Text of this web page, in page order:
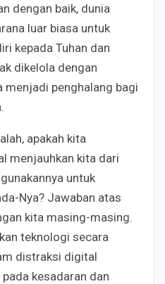
dengan baik, dunia
luar biasa untuk
kepada Tuhan dan
dikelola dengan
menjadi penghalang bagi
apakah kita
menjauhkan kita dari
untuk
Nya? Jawaban atas
kita masing-masing.
teknologi secara
distraksi digital
kesadaran dan